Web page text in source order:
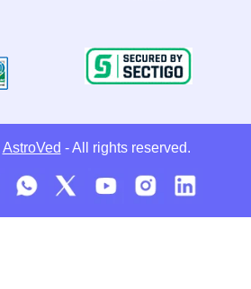
AstroVed - All rights reserved.